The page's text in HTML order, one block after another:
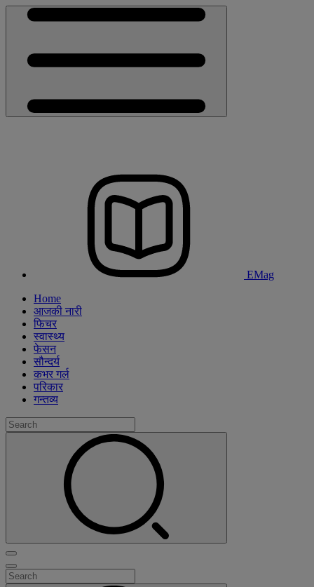
EMag
Home
आजकी नारी
फिचर
स्वास्थ्य
फेसन
सौन्दर्य
कभर गर्ल
परिकार
गन्तव्य